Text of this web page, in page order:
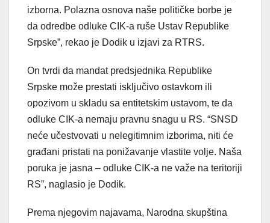
izborna. Polazna osnova naše političke borbe je
da odredbe odluke CIK-a ruše Ustav Republike
Srpske”, rekao je Dodik u izjavi za RTRS.
On tvrdi da mandat predsjednika Republike
Srpske može prestati isključivo ostavkom ili
opozivom u skladu sa entitetskim ustavom, te da
odluke CIK-a nemaju pravnu snagu u RS. “SNSD
neće učestvovati u nelegitimnim izborima, niti će
građani pristati na ponižavanje vlastite volje. Naša
poruka je jasna – odluke CIK-a ne važe na teritoriji
RS”, naglasio je Dodik.
Prema njegovim najavama, Narodna skupština